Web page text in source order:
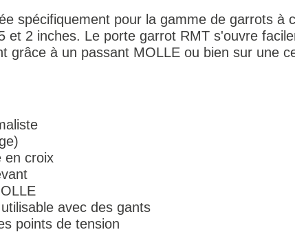
spécifiquement pour la gamme de garrots à
et 2 inches. Le porte garrot RMT s'ouvre
grâce à un passant MOLLE ou bien sur une
en croix
avec des gants
points de tension